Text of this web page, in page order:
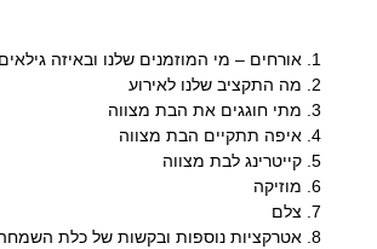
אורחים – מי המוזמנים שלנו ובאיזה
מה התקציב שלנו לאירוע
מתי חוגגים את הבת מצווה
איפה תתקיים הבת מצווה
קייטרינג לבת מצווה
מוזיקה
צלם
אטרקציות נוספות ובקשות של כלת